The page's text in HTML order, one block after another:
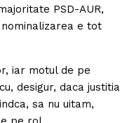
PSD-AUR,
e tot
iar motul de pe
desigur, daca justitia
sa nu uitam,